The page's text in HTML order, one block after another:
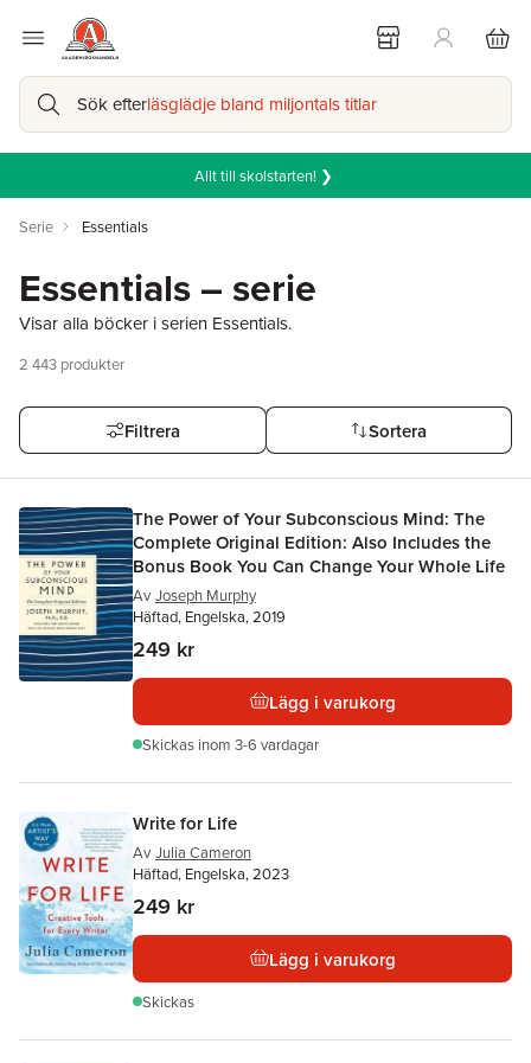
Sök efterläsglädje bland miljontals titlar
Allt till skolstarten! ❯
Serie Essentials
Essentials – serie
Visar alla böcker i serien Essentials.
2 443 produkter
Filtrera Sortera
The Power of Your Subconscious Mind: The
Complete Original Edition: Also Includes the
Bonus Book You Can Change Your Whole Life
Av Joseph Murphy
Häftad, Engelska, 2019
249 kr
Lägg i varukorg
Skickas inom 3-6 vardagar
Write for Life
Av Julia Cameron
Häftad, Engelska, 2023
249 kr
Lägg i varukorg
Skickas